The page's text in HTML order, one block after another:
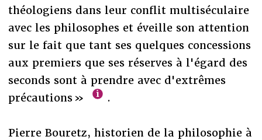
théologiens dans leur conflit multiséculaire
avec les philosophes et éveille son attention
sur le fait que tant ses quelques concessions
aux premiers que ses réserves à l'égard des
seconds sont à prendre avec d'extrêmes
précautions »
.
Pierre Bouretz, historien de la philosophie à